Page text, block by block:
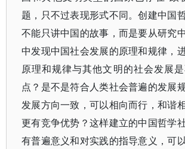
题，只不过表现形式不同。创建中国
不能只讲中国的故事，而是要从研究
中发现中国社会发展的原理和规律，
原理和规律与其他文明的社会发展
点？是不是符合人类社会普遍的发展
发展方向一致，可以相向而行，和谐
更有竞争优势？这样建立的中国哲学
有普遍意义和对实践的指导意义，可